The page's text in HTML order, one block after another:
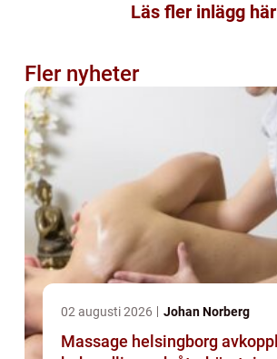
Läs fler inlägg här
Fler nyheter
02 augusti 2026 Johan Norberg
Massage helsingborg avkoppling,